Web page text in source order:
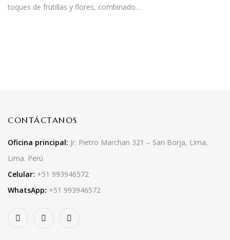
toques de frutillas y flores, combinado…
CONTÁCTANOS
Oficina principal: Jr. Pietro Marchan 321 – San Borja, Lima,
Lima. Perú
Celular: +51 993946572
WhatsApp: +51 993946572